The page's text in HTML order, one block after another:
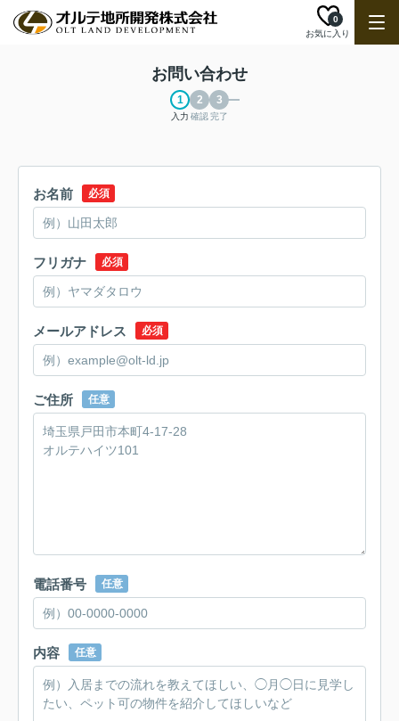
お気に入り
0
お問い合わせ
入力 確認完了
お名前 必須
フリガナ 必須
メールアドレス 必須
ご住所 任意
電話番号 任意
内容 任意